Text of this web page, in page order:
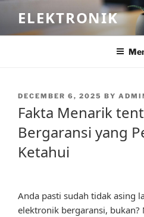
content
ELEKTRONIK
POSTED
DECEMBER 6, 2025 BY
Fakta Menarik
Bergaransi yang
Ketahui
Anda pasti sudah tidak asing
elektronik bergaransi, bukan?